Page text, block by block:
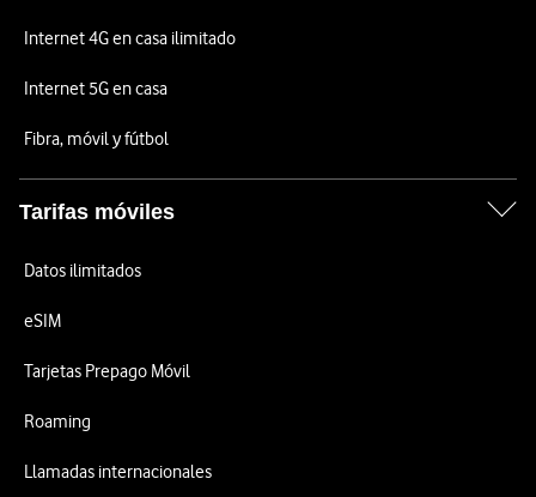
Internet 4G en casa ilimitado
Internet 5G en casa
Fibra, móvil y fútbol
Tarifas móviles
Datos ilimitados
eSIM
Tarjetas Prepago Móvil
Roaming
Llamadas internacionales